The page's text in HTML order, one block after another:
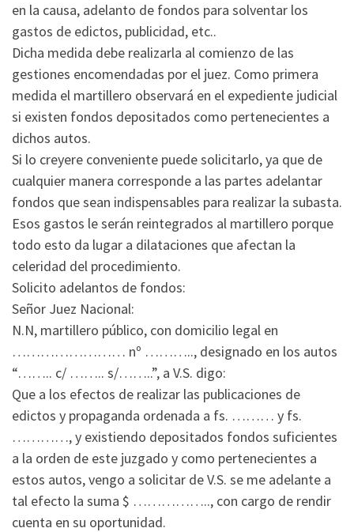
en la causa, adelanto de fondos para solventar los
gastos de edictos, publicidad, etc..
Dicha medida debe realizarla al comienzo de las
gestiones encomendadas por el juez. Como primera
medida el martillero observará en el expediente judicial
si existen fondos depositados como pertenecientes a
dichos autos.
Si lo creyere conveniente puede solicitarlo, ya que de
cualquier manera corresponde a las partes adelantar
fondos que sean indispensables para realizar la subasta.
Esos gastos le serán reintegrados al martillero porque
todo esto da lugar a dilataciones que afectan la
celeridad del procedimiento.
Solicito adelantos de fondos:
Señor Juez Nacional:
N.N, martillero público, con domicilio legal en
…………………… nº ……….., designado en los autos
“…….. c/ …….. s/……..”, a V.S. digo:
Que a los efectos de realizar las publicaciones de
edictos y propaganda ordenada a fs. ……… y fs.
…………, y existiendo depositados fondos suficientes
a la orden de este juzgado y como pertenecientes a
estos autos, vengo a solicitar de V.S. se me adelante a
tal efecto la suma $ …………….., con cargo de rendir
cuenta en su oportunidad.